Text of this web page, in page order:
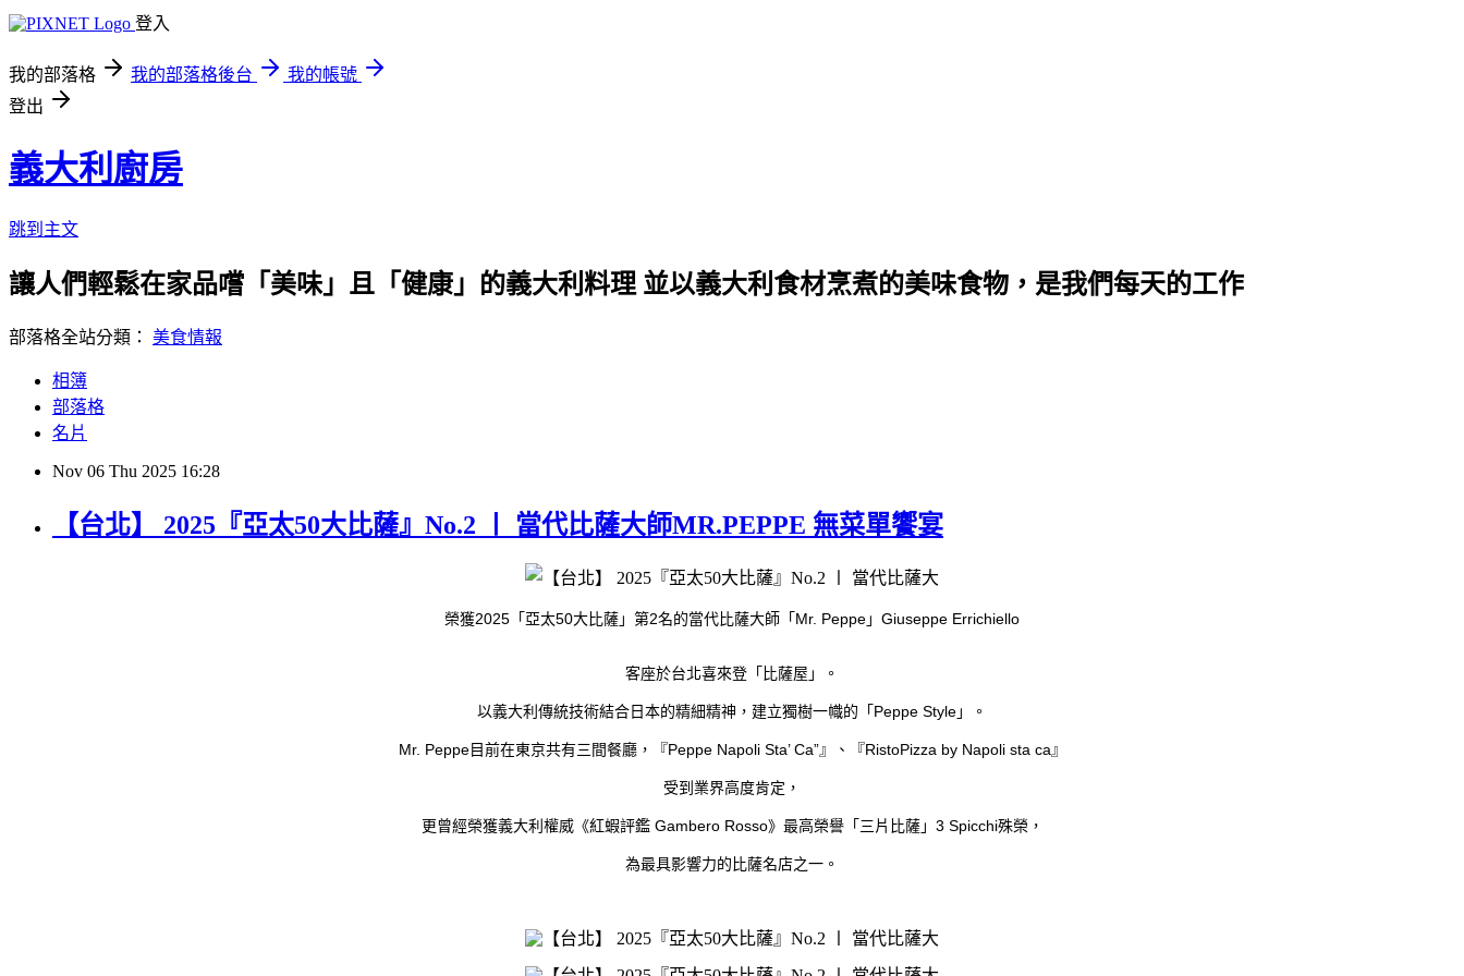
登入
我的部落格 我的部落格後台
我的帳號
登出
義大利廚房
跳到主文
讓人們輕鬆在家品嚐「美味」且「健康」的義大利料理 並以義大利食材烹煮的美味食物，是我們每天的工作
部落格全站分類： 美食情報
相簿
部落格
名片
Nov 06 Thu 2025 16:28
【台北】 2025『亞太50大比薩』No.2 〡 當代比薩大師MR.PEPPE 無菜單饗宴
榮獲2025 「亞太50大比薩」第2名的當代比薩大師「 Mr. Peppe 」 Giuseppe Errichiello
客座於台北喜來登「比薩屋」。
以義大利傳統技術結合日本的精細精神，建立獨樹一幟的「 Peppe Style 」。
Mr. Peppe目前在東京共有三間餐廳，『Peppe Napoli Sta’ Ca”』、『RistoPizza by Napoli sta ca 』
受到業界高度肯定，
更曾經榮獲義大利權威《紅蝦評鑑Gambero Rosso》最高榮譽「三片比薩」 3 Spicchi殊榮，
為最具影響力的比薩名店之一。